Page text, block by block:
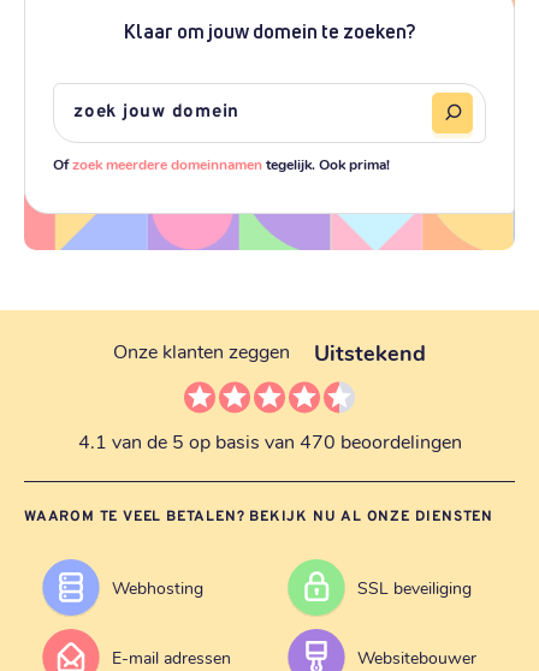
Klaar om jouw domein te zoeken?
Ofzoek meerdere domeinnamentegelijk. Ook prima!
Onze klanten zeggen Uitstekend
4.1 van de 5 op basis van 470 beoordelingen
WAAROM TE VEEL BETALEN? BEKIJK NU AL ONZE DIENSTEN
Webhosting SSL beveiliging
E-mail adressen Websitebouwer